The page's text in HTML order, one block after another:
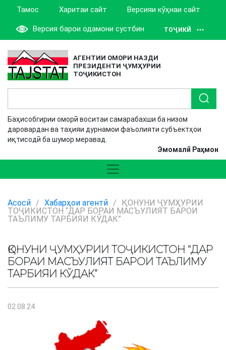
Тамос Харитаи сайт Версияи кӯҳнаи сайт
Версия барои одамони сустбин ТОҶИКӢ
АГЕНТИИ ОМОРИ НАЗДИ
ПРЕЗИДЕНТИ ҶУМҲУРИИ
ТОҶИКИСТОН
Баҳисобгирии оморӣ воситаи самарабахши ба низом
даровардан ва таҳияи дурнамои фаъолияти субъектҳои
иқтисодӣ ба шумор меравад.
Эмомалӣ Раҳмон
Асосӣ / Хабарҳои агентӣ /
ҚОНУНИ ҶУМҲУРИИ
ТОҶИКИСТОН “ДАР БОРАИ МАСЪУЛИЯТ БАРОИ
ТАЪЛИМУ ТАРБИЯИ КӮДАК”
ҚОНУНИ ҶУМҲУРИИ ТОҶИКИСТОН “ДАР
БОРАИ МАСЪУЛИЯТ БАРОИ ТАЪЛИМУ
ТАРБИЯИ КӮДАК”
02.08.24